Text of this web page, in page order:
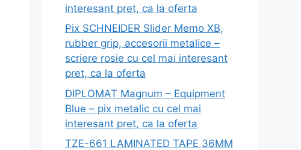
interesant pret, ca la oferta
Pix SCHNEIDER Slider Memo XB,
rubber grip, accesorii metalice –
scriere rosie cu cel mai interesant
pret, ca la oferta
DIPLOMAT Magnum – Equipment
Blue – pix metalic cu cel mai
interesant pret, ca la oferta
TZE-661 LAMINATED TAPE 36MM